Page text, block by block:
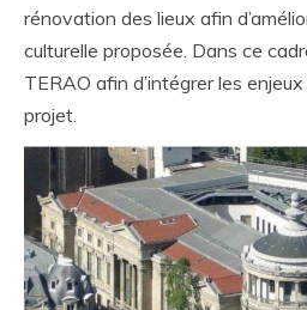
rénovation des lieux afin
culturelle proposée. Dans ce
TERAO afin d’intégrer les
projet.